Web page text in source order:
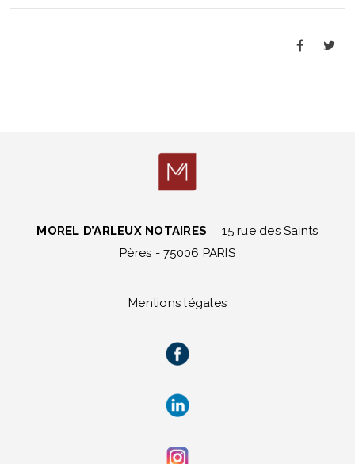
MOREL D’ARLEUX NOTAIRES
15 rue des Saints
Pères - 75006 PARIS
Mentions légales